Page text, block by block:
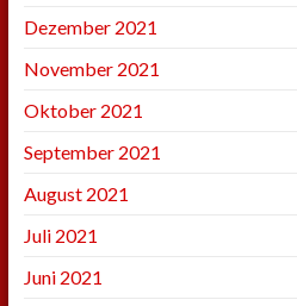
Dezember 2021
November 2021
Oktober 2021
September 2021
August 2021
Juli 2021
Juni 2021